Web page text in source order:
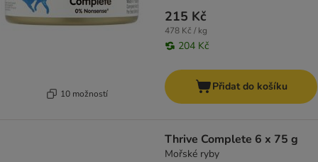
10 možností
215 Kč
478 Kč / kg
204 Kč
Přidat do košíku
Thrive Complete 6 x 75 g
Mořské ryby